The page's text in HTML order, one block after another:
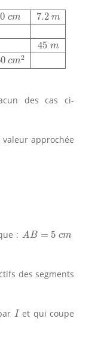
cm 7.2 m
45 m
cm2
largeur2.8dm
des cas ci-
approchée
:AB = 5 cm
A B= cm
des segments
I
Iet qui coupe